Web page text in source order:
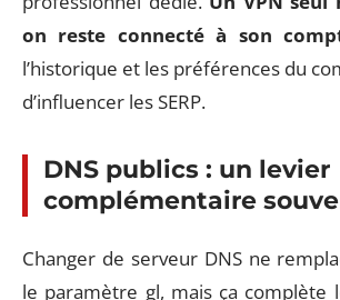
on reste connecté à son
l’historique et les préférences du
d’influencer les SERP.
DNS publics : un levier
complémentaire
Changer de serveur DNS ne
le paramètre gl, mais ça complète